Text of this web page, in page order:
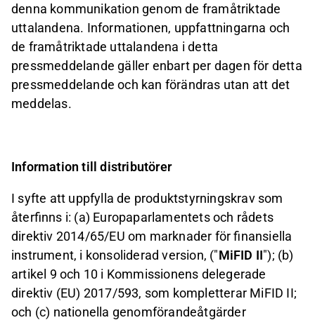
denna kommunikation genom de framåtriktade
uttalandena. Informationen, uppfattningarna och
de framåtriktade uttalandena i detta
pressmeddelande gäller enbart per dagen för detta
pressmeddelande och kan förändras utan att det
meddelas.
Information till distributörer
I syfte att uppfylla de produktstyrningskrav som
återfinns i: (a) Europaparlamentets och rådets
direktiv 2014/65/EU om marknader för finansiella
instrument, i konsoliderad version, ("MiFID II"); (b)
artikel 9 och 10 i Kommissionens delegerade
direktiv (EU) 2017/593, som kompletterar MiFID II;
och (c) nationella genomförandeåtgärder